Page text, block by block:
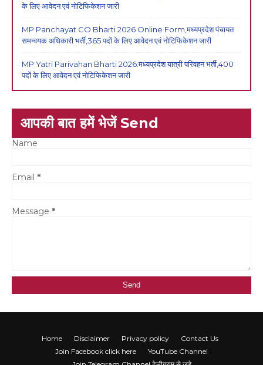
के लिए आवेदन एवं नोटिफिकेशन जारी
MP Panchayat CO Bharti 2026 Online Form,मध्यप्रदेश पंचायत
समन्वयक अधिकारी भर्ती,365 पदों के लिए आवेदन एवं नोटिफिकेशन जारी
MP Yatri Parivahan Bharti 2026:मध्यप्रदेश यात्री परिवहन भर्ती,400
पदों के लिए आवेदन एवं नोटिफिकेशन जारी
आपकी बात हमें भेजें Send
Name
Email *
Message *
Home Disclaimer Privacy policy
Contact Us
Join Facebook click here
YouTube Channel